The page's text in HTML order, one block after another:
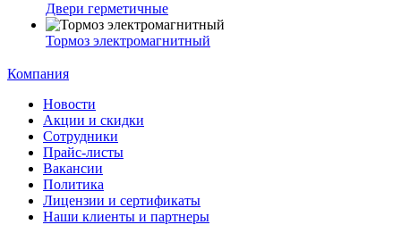
Двери герметичные
Тормоз электромагнитный
Компания
Новости
Акции и скидки
Сотрудники
Прайс-листы
Вакансии
Политика
Лицензии и сертификаты
Наши клиенты и партнеры